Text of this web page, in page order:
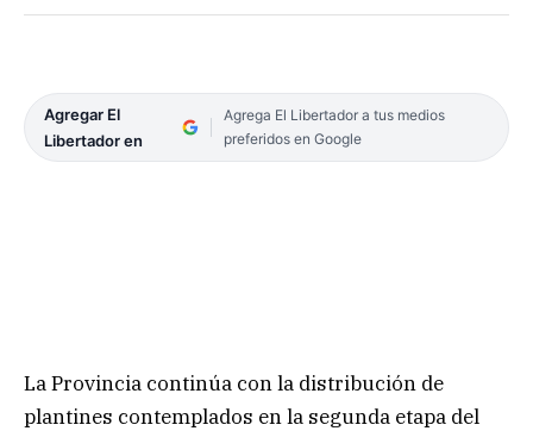
Agregar El
Libertador en
Agrega El Libertador a tus medios
preferidos en Google
La Provincia continúa con la distribución de
plantines contemplados en la segunda etapa del